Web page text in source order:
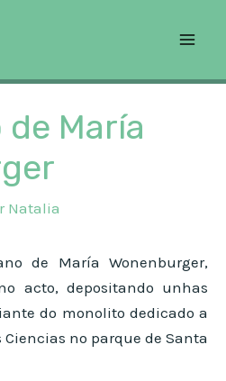
María
Natalia
de María Wonenburger,
acto, depositando unhas
do monolito dedicado a
no parque de Santa